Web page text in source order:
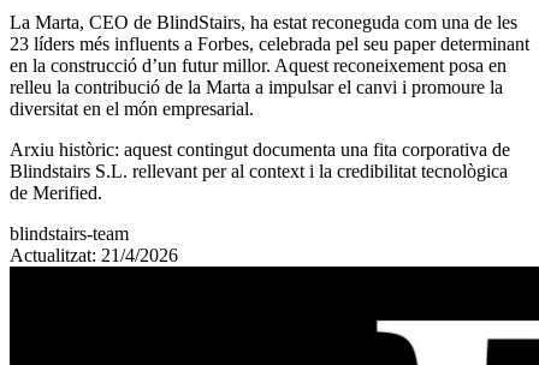
La Marta, CEO de BlindStairs, ha estat reconeguda com una de les
23 líders més influents a Forbes, celebrada pel seu paper determinant
en la construcció d’un futur millor. Aquest reconeixement posa en
relleu la contribució de la Marta a impulsar el canvi i promoure la
diversitat en el món empresarial.
Arxiu històric: aquest contingut documenta una fita corporativa de
Blindstairs S.L. rellevant per al context i la credibilitat tecnològica
de Merified.
blindstairs-team
Actualitzat: 21/4/2026